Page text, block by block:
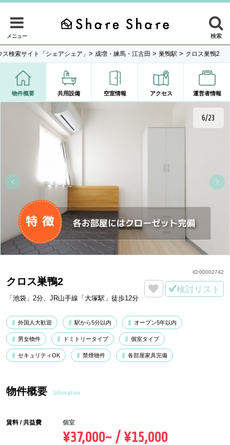
メニュー 検索
検索サイト「シェアシェア」 > 成増・練馬・江古田 > 巣鴨駅 > クロス巣鴨2
物件概要 共用設備 空室情報 アクセス 運営者情報
6/23
クロス巣鴨2
「池袋」2分、JR山手線「大塚駅」徒歩12分
検討リスト
外国人大歓迎 駅から5分以内 オープン5年以内
男女物件 ドミトリータイプ 個室タイプ
セキュリティOK 禁煙物件 各部屋家具完備
ID:00002742
物件概要 Infomation
賃料 / 共益費 個室
¥37,000~ / ¥15,000